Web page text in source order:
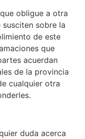
obligue a otra
sobre la
de este
que
acuerdan
de la provincia
cualquier otra
duda acerca